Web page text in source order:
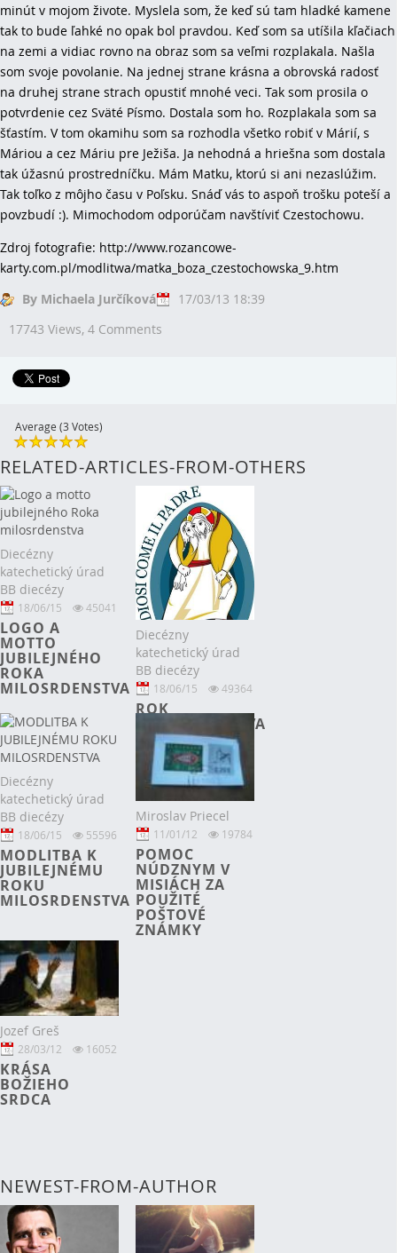
minút v mojom živote. Myslela som, že keď sú tam hladké kamene
tak to bude ľahké no opak bol pravdou. Keď som sa utíšila kľačiach
na zemi a vidiac rovno na obraz som sa veľmi rozplakala. Našla
som svoje povolanie. Na jednej strane krásna a obrovská radosť
na druhej strane strach opustiť mnohé veci. Tak som prosila o
potvrdenie cez Sväté Písmo. Dostala som ho. Rozplakala som sa
šťastím. V tom okamihu som sa rozhodla všetko robiť v Márií, s
Máriou a cez Máriu pre Ježiša. Ja nehodná a hriešna som dostala
tak úžasnú prostredníčku. Mám Matku, ktorú si ani nezaslúžim.
Tak toľko z môjho času v Poľsku. Snáď vás to aspoň trošku poteší a
povzbudí :). Mimochodom odporúčam navštíviť Czestochowu.
Zdroj fotografie: http://www.rozancowe-
karty.com.pl/modlitwa/matka_boza_czestochowska_9.htm
By Michaela Jurčíková
17/03/13 18:39
17743 Views, 4 Comments
Average (3 Votes)
RELATED-ARTICLES-FROM-OTHERS
Diecézny
katechetický úrad
BB diecézy
18/06/15 45041
LOGO A
MOTTO
JUBILEJNÉHO
ROKA
MILOSRDENSTVA
Diecézny
katechetický úrad
BB diecézy
18/06/15 49364
ROK
MILOSRDENSTVA
Diecézny
katechetický úrad
BB diecézy
18/06/15 55596
MODLITBA K
JUBILEJNÉMU
ROKU
MILOSRDENSTVA
Miroslav Priecel
11/01/12 19784
POMOC
NÚDZNYM V
MISIÁCH ZA
POUŽITÉ
POŠTOVÉ
ZNÁMKY
Jozef Greš
28/03/12 16052
KRÁSA
BOŽIEHO
SRDCA
NEWEST-FROM-AUTHOR